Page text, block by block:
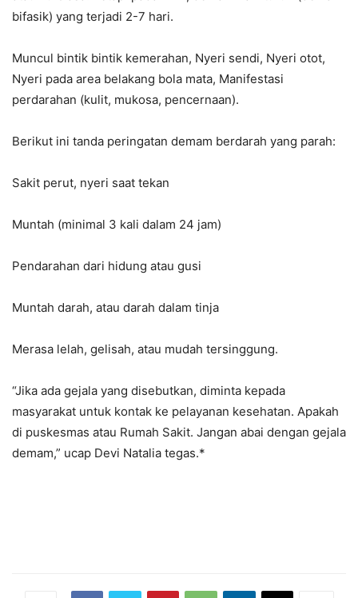
bifasik) yang terjadi 2-7 hari.
Muncul bintik bintik kemerahan, Nyeri sendi, Nyeri otot,
Nyeri pada area belakang bola mata, Manifestasi
perdarahan (kulit, mukosa, pencernaan).
Berikut ini tanda peringatan demam berdarah yang parah:
Sakit perut, nyeri saat tekan
Muntah (minimal 3 kali dalam 24 jam)
Pendarahan dari hidung atau gusi
Muntah darah, atau darah dalam tinja
Merasa lelah, gelisah, atau mudah tersinggung.
“Jika ada gejala yang disebutkan, diminta kepada
masyarakat untuk kontak ke pelayanan kesehatan. Apakah
di puskesmas atau Rumah Sakit. Jangan abai dengan gejala
demam,” ucap Devi Natalia tegas.*